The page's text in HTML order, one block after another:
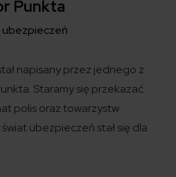
Punkta
napisanyprzez jednego z
. Staramy się przekazać
polisoraz towarzystw
świat ubezpieczeń stał się dla